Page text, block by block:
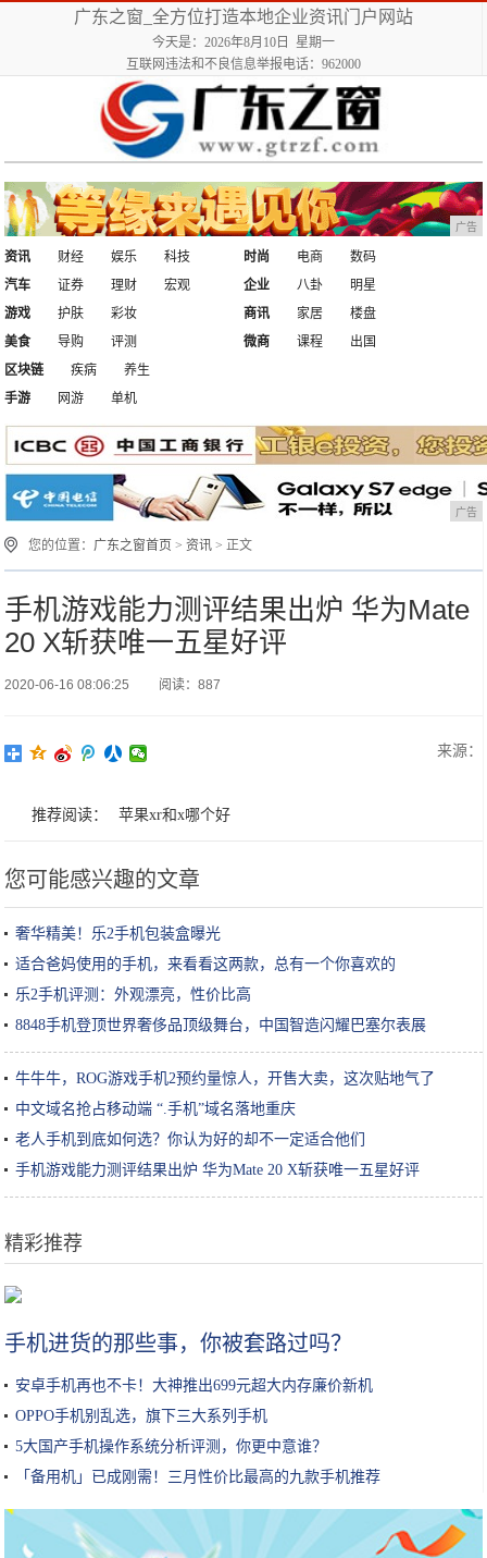
广东之窗_全方位打造本地企业资讯门户网站
今天是：2026年8月10日 星期一
互联网违法和不良信息举报电话：962000
广告
资讯 财经 娱乐
科技
汽车
证券 理财 宏观
时尚 电商
数码
企业
八卦
明星
游戏
护肤
彩妆
美食
导购 评测
商讯 家居
楼盘
微商
课程
出国
区块链
疾病
养生
手游
网游 单机
广告
您的位置： 广东之窗首页 >资讯 > 正文
手机游戏能力测评结果出炉 华为Mate
20 X斩获唯一五星好评
2020-06-16 08:06:25 阅读：887
来源：
推荐阅读： 苹果xr和x哪个好
您可能感兴趣的文章
奢华精美！乐2手机包装盒曝光
适合爸妈使用的手机，来看看这两款，总有一个你喜欢的
乐2手机评测：外观漂亮，性价比高
8848手机登顶世界奢侈品顶级舞台，中国智造闪耀巴塞尔表展
牛牛牛，ROG游戏手机2预约量惊人，开售大卖，这次贴地气了
中文域名抢占移动端 “.手机”域名落地重庆
老人手机到底如何选？你认为好的却不一定适合他们
手机游戏能力测评结果出炉 华为Mate 20 X斩获唯一五星好评
精彩推荐
手机进货的那些事，你被套路过吗？
安卓手机再也不卡！大神推出699元超大内存廉价新机
OPPO手机别乱选，旗下三大系列手机
5大国产手机操作系统分析评测，你更中意谁？
「备用机」已成刚需！三月性价比最高的九款手机推荐